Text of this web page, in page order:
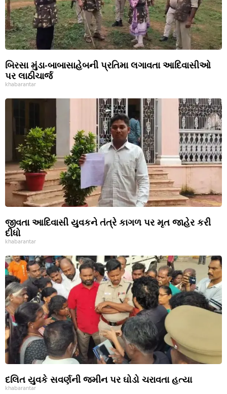
બિરસા મુંડા-બાબાસાહેબની પ્રતિમા લગાવતા આદિવાસીઓ
પર લાઠીચાર્જ
khabarantar
જીવતા આદિવાસી યુવકને તંત્રે કાગળ પર મૃત જાહેર કરી
દીધો
khabarantar
દલિત યુવકે સવર્ણની જમીન પર ઘોડો ચરાવતા હત્યા
khabarantar